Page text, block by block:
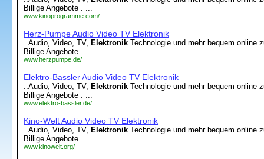
Billige Angebote . ...
www.kinoprogramme.com/
Herz-Pumpe Audio Video TV Elektronik
..Audio, Video, TV, Elektronik Technologie und mehr bequem online
Billige Angebote . ...
www.herzpumpe.de/
Elektro-Bassler Audio Video TV Elektronik
..Audio, Video, TV, Elektronik Technologie und mehr bequem online
Billige Angebote . ...
www.elektro-bassler.de/
Kino-Welt Audio Video TV Elektronik
..Audio, Video, TV, Elektronik Technologie und mehr bequem online
Billige Angebote . ...
www.kinowelt.org/